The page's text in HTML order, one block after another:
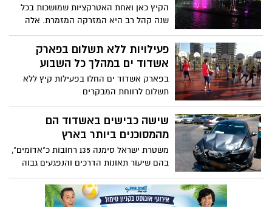
הקיץ כאן ואחת האטרקציות שמושכות בכל
שנה קהל רב היא המזרקה המזמרת. אלה
שביקור אמש במזרקה הצליח להפתיע אותנו
כאשר חלקים רבים של תאורה לא דלקו
וזרנוקים היו תקועים ללא תזוזה
פעילויות ללא תשלום בפארק
אשדוד ים במהלך כל השבוע
בפארק אשדוד ים החלו בפעילות קיץ ללא
תשלום לרווחת המבקרים
שישה כבישים באשדוד הם
מהמסוכנים ביותר בארץ
משטרת ישראל סימנה 135 רחובות כ"אדומים",
בהם שיעור תאונות הדרכים והנפגעים גבוה
במיוחד בינהם שישה רחובות מאשדוד